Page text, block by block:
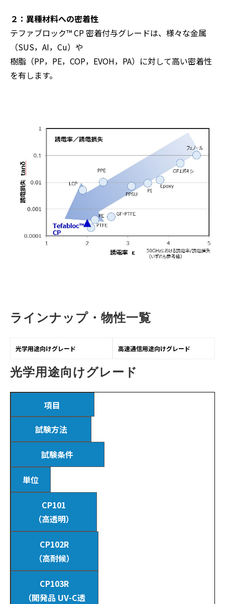
２：異種材料への密着性
テファブロック™ CP 密着付与グレードは、様々な金属
（SUS，AI，Cu）や
樹脂（PP，PE，COP，EVOH，PA）に対して高い密着性
を有します。
ラインナップ・物性一覧
光学用途向けグレード 高速通信用途向けグレード
光学用途向けグレード
項目
試験方法
試験条件
単位
CP101
（高透明）
CP102R
（高耐候）
CP103R
（開発品 UV-C透